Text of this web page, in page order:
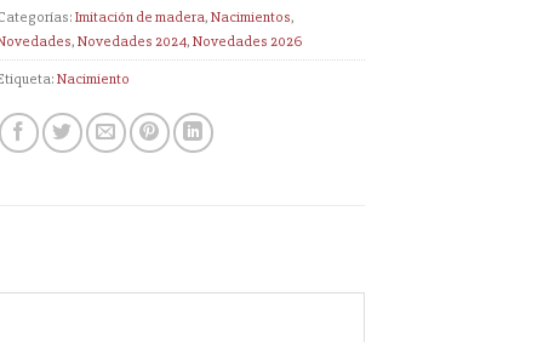
Imitación de madera,Nacimientos,
,Novedades 2024,Novedades 2026
Nacimiento